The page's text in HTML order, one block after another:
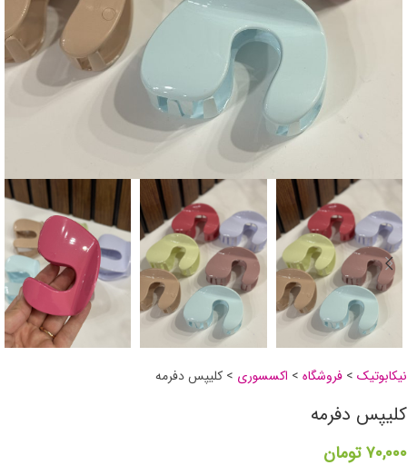
نیکابوتیک > فروشگاه > اکسسوری > کلیپس دفرمه
کلیپس دفرمه
۷۰,۰۰۰ تومان